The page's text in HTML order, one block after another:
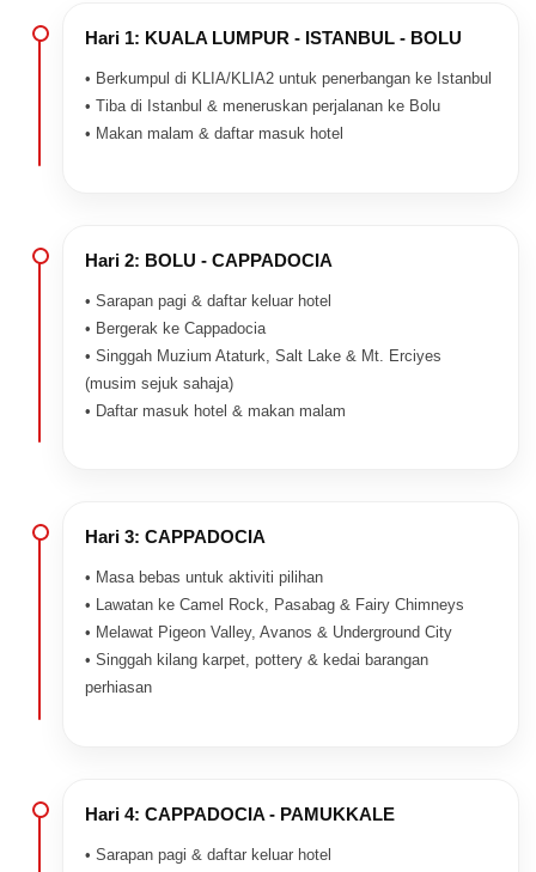
Hari 1: KUALA LUMPUR - ISTANBUL - BOLU
• Berkumpul di KLIA/KLIA2 untuk penerbangan ke Istanbul
• Tiba di Istanbul & meneruskan perjalanan ke Bolu
• Makan malam & daftar masuk hotel
Hari 2: BOLU - CAPPADOCIA
• Sarapan pagi & daftar keluar hotel
• Bergerak ke Cappadocia
• Singgah Muzium Ataturk, Salt Lake & Mt. Erciyes
(musim sejuk sahaja)
• Daftar masuk hotel & makan malam
Hari 3: CAPPADOCIA
• Masa bebas untuk aktiviti pilihan
• Lawatan ke Camel Rock, Pasabag & Fairy Chimneys
• Melawat Pigeon Valley, Avanos & Underground City
• Singgah kilang karpet, pottery & kedai barangan
perhiasan
Hari 4: CAPPADOCIA - PAMUKKALE
• Sarapan pagi & daftar keluar hotel